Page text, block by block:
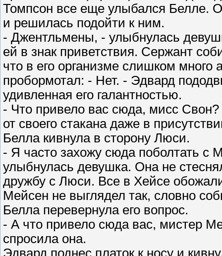
Томпсон все еще улыбался Белле.
и решилась подойти к ним.
- Джентльмены, - улыбнулась
ей в знак приветствия. Сержант
что в его организме слишком много
пробормотал: - Нет. - Эдвард
удивленная его галантностью.
- Что привело вас сюда, мисс
от своего стакана даже в
Белла кивнула в сторону Люси.
- Я часто захожу сюда поболтать
улыбнулась девушка. Она не
дружбу с Люси. Все в Хейсе
Мейсен не выглядел так, словно
Белла перевернула его вопрос.
- А что привело сюда вас, мистер
спросила она.
Эдвард поднес платок к носу и